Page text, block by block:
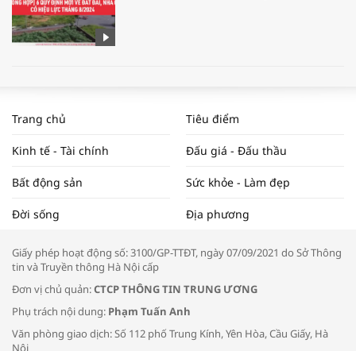
NAM NĂM 2024 VÀ NĂM 2025 | NHỊP
ĐẬP THỊ TRƯỜNG #62
Tọa đàm “Xúc tiến thương mại: Khơi
Bác sĩ tư vấn cách phòng tránh bệnh
Trang chủ Tiêu điểm
Kinh tế - Tài chính Đấu giá - Đấu thầu
Bất động sản Sức khỏe - Làm đẹp
Đời sống Địa phương
Giấy phép hoạt động số: 3100/GP-TTĐT, ngày 07/09/2021 do Sở Thông
tin và Truyền thông Hà Nội cấp
Đơn vị chủ quản:CTCP THÔNG TIN TRUNG ƯƠNG
Phụ trách nội dung: Phạm Tuấn Anh
Văn phòng giao dịch: Số 112 phố Trung Kính, Yên Hòa, Cầu Giấy, Hà
Nội